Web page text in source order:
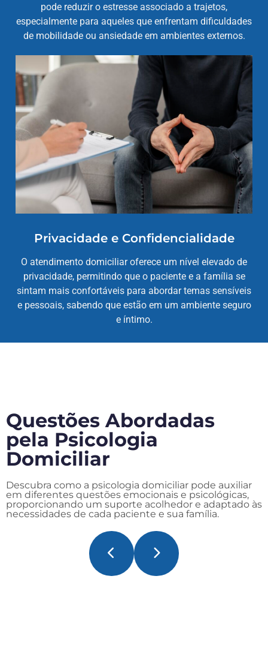
pode reduzir o estresse associado a trajetos,
especialmente para aqueles que enfrentam dificuldades
de mobilidade ou ansiedade em ambientes externos.
Privacidade e Confidencialidade
O atendimento domiciliar oferece um nível elevado de
privacidade, permitindo que o paciente e a família se
sintam mais confortáveis para abordar temas sensíveis
e pessoais, sabendo que estão em um ambiente seguro
e íntimo.
Questões Abordadas
pela Psicologia
Domiciliar
Descubra como a psicologia domiciliar pode auxiliar
em diferentes questões emocionais e psicológicas,
proporcionando um suporte acolhedor e adaptado às
necessidades de cada paciente e sua família.